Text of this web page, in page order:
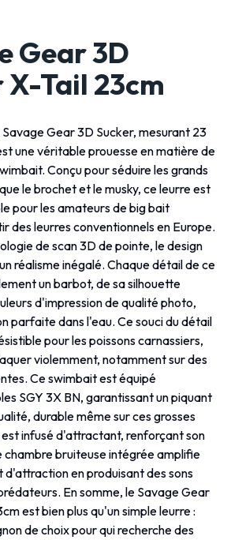
Gear 3D
X-Tail 23cm
Gear 3D Sucker, mesurant 23
une véritable prouesse en matière de
Conçu pour séduire les grands
le brochet et le musky, ce leurre est
pour les amateurs de big bait
des leurres conventionnels en Europe.
de scan 3D de pointe, le design
réalisme inégalé. Chaque détail de ce
un barbot, de sa silhouette
d'impression de qualité photo,
parfaite dans l'eau. Ce souci du détail
pour les poissons carnassiers,
violemment, notamment sur des
Ce swimbait est équipé
SGY 3X BN, garantissant un piquant
durable même sur ces grosses
infusé d'attractant, renforçant son
bruiteuse intégrée amplifie
d'attraction en produisant des sons
En somme, le Savage Gear
est bien plus qu'un simple leurre :
de choix pour qui recherche des